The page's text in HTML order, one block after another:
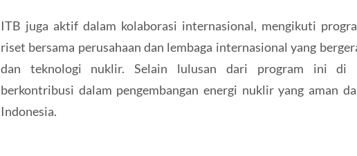
ITB juga aktif dalam kolaborasi internasional, mengikuti
riset bersama perusahaan dan lembaga internasional yang
dan teknologi nuklir. Selain lulusan dari program ini di
berkontribusi dalam pengembangan energi nuklir yang aman
Indonesia.